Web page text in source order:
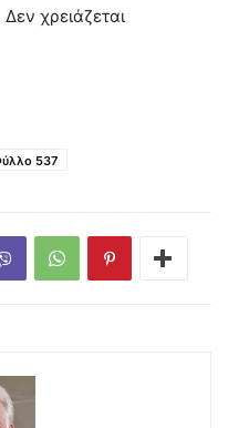
χρειάζεται
537